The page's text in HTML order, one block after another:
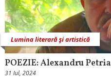
Lumina literară şi artistică
POEZIE: Alexandru Petria
31 Iul, 2024